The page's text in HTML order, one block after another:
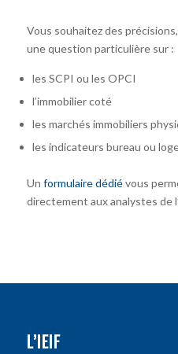
Vous souhaitez des
une question particulière sur :
les SCPI ou les OPCI
l’immobilier coté
les marchés immobiliers
les indicateurs bureau ou
Un formulaire dédiévous
directement aux analystes de
L’IEIF